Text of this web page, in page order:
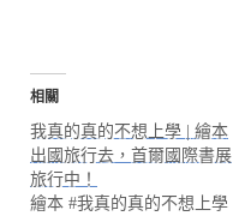
相關
我真的真的不想上學 | 繪本
出國旅行去，首爾國際書展
旅行中！
繪本 #我真的真的不想上學